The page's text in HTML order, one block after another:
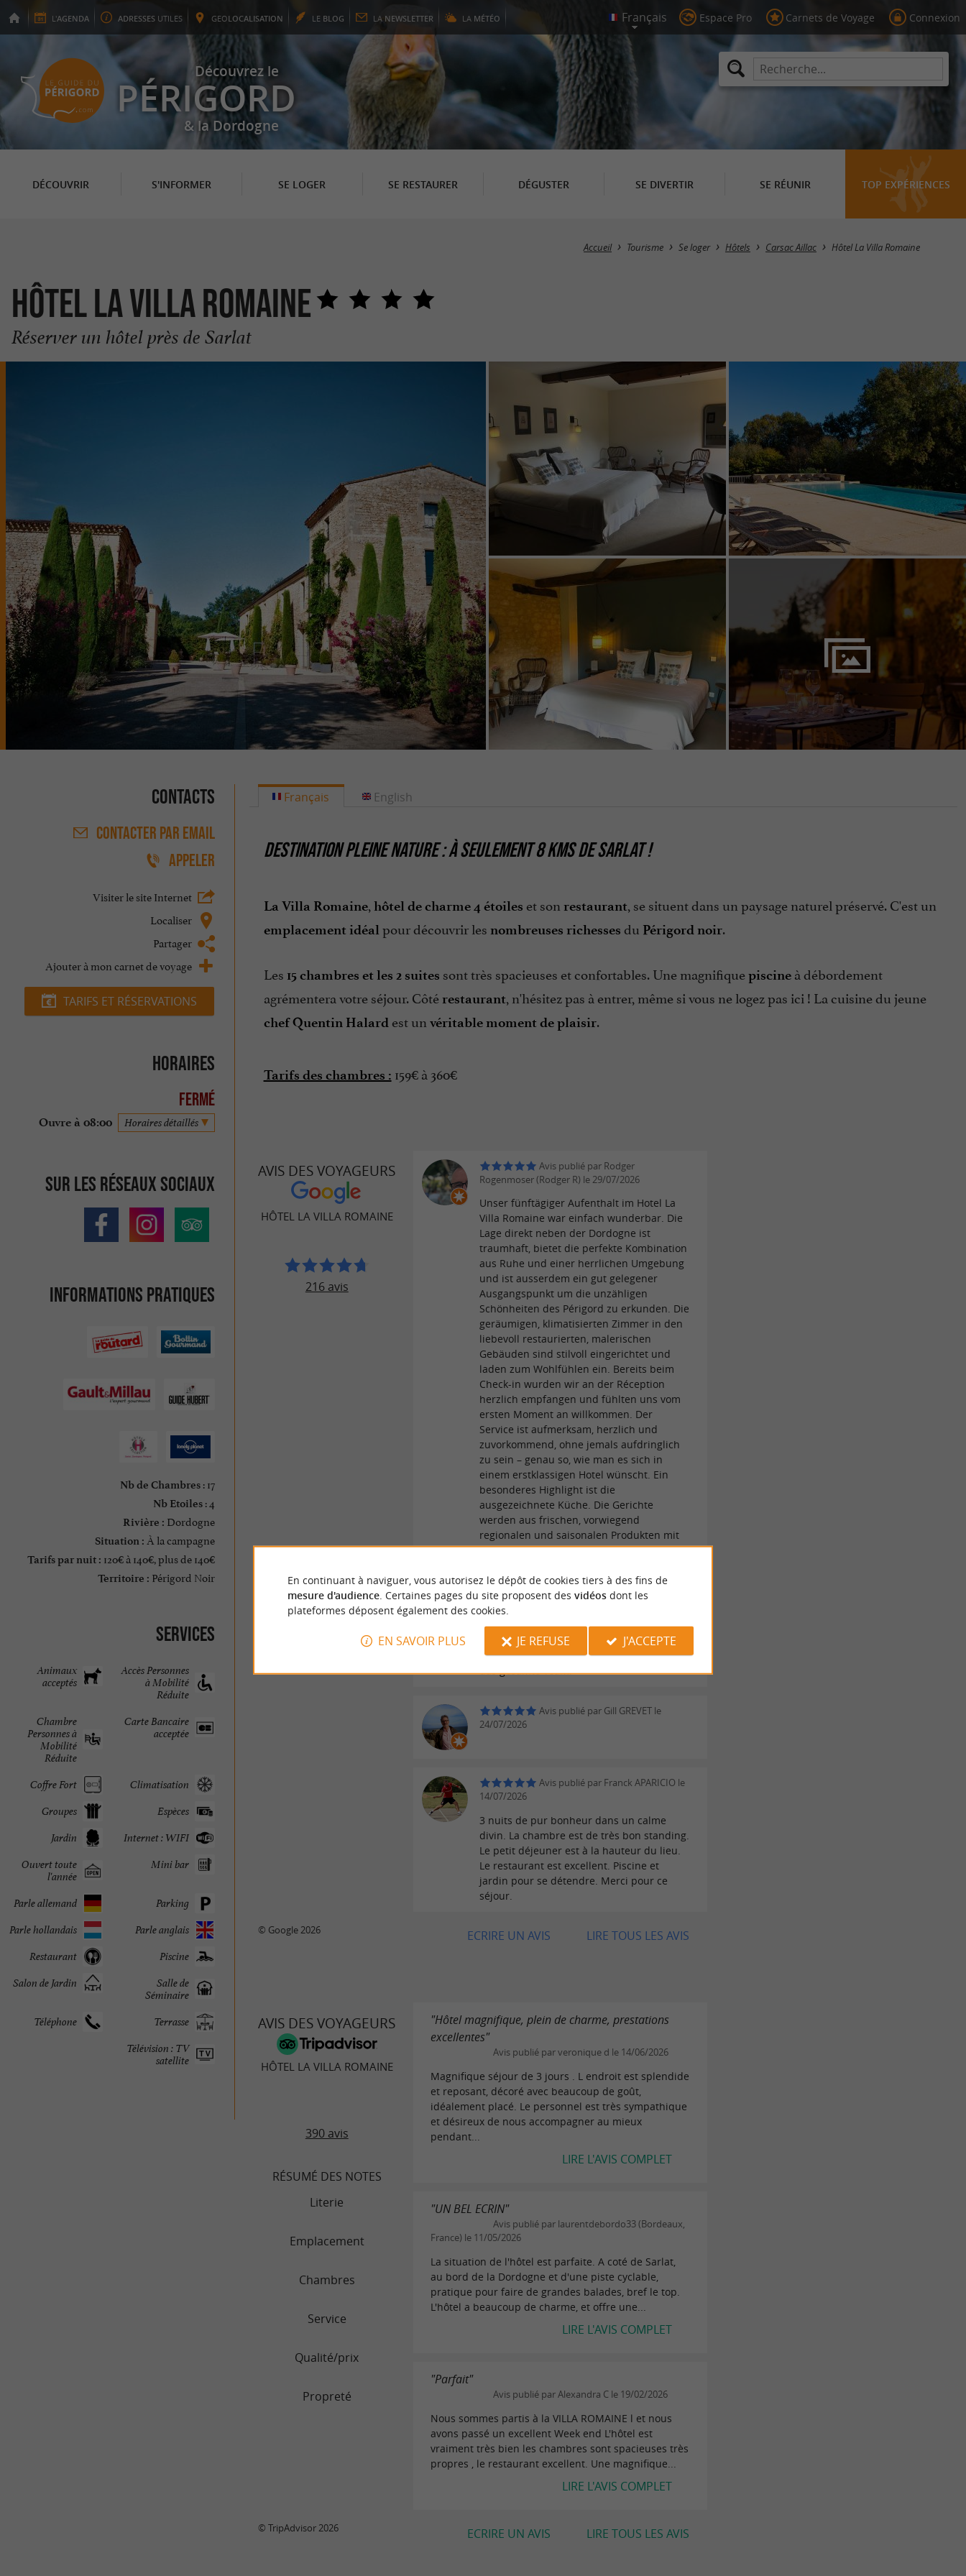
L'AGENDA ADRESSES UTILES GEOLOCALISATION LE BLOG LA NEWSLETTER LA MÉTÉO Espace Pro Carnets de Voyage Connexion
Découvrez le
PÉRIGORD
& la Dordogne
DÉCOUVRIR S'INFORMER SE LOGER SE RESTAURER DÉGUSTER SE DIVERTIR SE RÉUNIR TOP EXPÉRIENCES
Accueil Tourisme Se loger Hôtels Carsac Aillac Hôtel La Villa Romaine
Hôtel La Villa Romaine
Réserver un hôtel près de Sarlat
Contacts
CONTACTER PAR EMAIL
APPELER
Visiter le site Internet
Localiser
Partager
Ajouter à mon carnet de voyage
TARIFS ET RÉSERVATIONS
Horaires
Fermé
Ouvre à 08:00 Horaires détaillés
Sur les réseaux sociaux
Informations pratiques
Nb de Chambres: 17
Nb Etoiles: 4
Rivière : Dordogne
Situation : À la campagne
Tarifs par nuit : 120€ à 140€, plus de 140€
Territoire : Périgord Noir
Services
Accès Personnes
à Mobilité
Réduite
Animaux
acceptés
Carte Bancaire
acceptée
Chambre
Personnes à
Mobilité
Réduite
Climatisation
Coffre Fort
Espèces
Groupes
Internet : WIFI
Jardin
Mini bar
Ouvert toute
l'année
Parking
Parle allemand
Parle anglais
Parle hollandais
Piscine
Restaurant
Salle de
Séminaire
Salon de Jardin
Terrasse
Téléphone
Télévision : TV
satellite
Français
DESTINATION PLEINE NATURE : À SEULEMENT 8 KMS DE SARLAT !
La Villa Romaine, hôtel de charme 4 étoiles et son restaurant, se situent dans un paysage naturel préservé. C'est un
emplacement idéal pour découvrir les nombreuses richesses du Périgord noir.
Les 15 chambres et les 2 suites sont très spacieuses et confortables. Une magnifiquepiscineà débordement
agrémentera votre séjour. Côté restaurant, n'hésitez pas à entrer, même si vous ne logez pas ici ! La cuisine du jeune
chef Quentin Halard est un véritable moment de plaisir.
Tarifs des chambres : 159€ à 360€
English
AVIS DES VOYAGEURS
HÔTEL LA VILLA ROMAINE
216 avis
Avis publié par Rodger
Rogenmoser (Rodger R) le 29/07/2026
Unser fünftägiger Aufenthalt im Hotel La
Villa Romaine war einfach wunderbar. Die
Lage direkt neben der Dordogne ist
traumhaft, bietet die perfekte Kombination
aus Ruhe und einer herrlichen Umgebung
und ist ausserdem ein gut gelegener
Ausgangspunkt um die unzähligen
Schönheiten des Périgord zu erkunden. Die
geräumigen, klimatisierten Zimmer in den
liebevoll restaurierten, malerischen
Gebäuden sind stilvoll eingerichtet und
laden zum Wohlfühlen ein. Bereits beim
Check-in wurden wir an der Réception
herzlich empfangen und fühlten uns vom
ersten Moment an willkommen. Der
Service ist aufmerksam, herzlich und
zuvorkommend, ohne jemals aufdringlich
zu sein – genau so, wie man es sich in
einem erstklassigen Hotel wünscht. Ein
besonderes Highlight ist die
ausgezeichnete Küche. Die Gerichte
werden aus frischen, vorwiegend
regionalen und saisonalen Produkten mit
viel Raffinesse und Kreativität zubereitet
abgestimmt. Dazu erhielten wir vom
Sommelier exzellente Weinempfehlungen,
die jedes Menü perfekt ergänzt haben. Ein
Hotel, das Gastfreundschaft, Genuss und
Entspannung auf höchstem Niveau vereint.
Wir kommen sehr gerne wieder – bravo an
das gesamte Team!
Avis publié par Gill GREVET le
24/07/2026
Avis publié par Franck APARICIO le
14/07/2026
3 nuits de pur bonheur dans un calme
divin. La chambre est de très bon standing.
Le petit déjeuner est à la hauteur du lieu.
Le restaurant est excellent. Piscine et
jardin pour se détendre. Merci pour ce
séjour.
LIRE TOUS LES AVIS
ECRIRE UN AVIS
© Google 2026
AVIS DES VOYAGEURS
HÔTEL LA VILLA ROMAINE
390 avis
RÉSUMÉ DES NOTES
Literie
Emplacement
Chambres
Service
Qualité/prix
Propreté
"Hôtel magnifique, plein de charme, prestations
excellentes"
Avis publié par veronique d le 14/06/2026
Magnifique séjour de 3 jours . L endroit est splendide
et reposant, décoré avec beaucoup de goût,
idéalement placé. Le personnel est très sympathique
et désireux de nous accompagner au mieux
pendant...
LIRE L'AVIS COMPLET
"UN BEL ECRIN"
Avis publié par laurentdebordo33 (Bordeaux,
France) le 11/05/2026
La situation de l'hôtel est parfaite. A coté de Sarlat,
au bord de la Dordogne et d'une piste cyclable,
pratique pour faire de grandes balades, bref le top.
L'hôtel a beaucoup de charme, et offre une...
LIRE L'AVIS COMPLET
"Parfait"
Avis publié par Alexandra C le 19/02/2026
Nous sommes partis à la VILLA ROMAINE l et nous
avons passé un excellent Week end L'hôtel est
vraiment très bien les chambres sont spacieuses très
propres , le restaurant excellent. Une magnifique...
LIRE L'AVIS COMPLET
LIRE TOUS LES AVIS
ECRIRE UN AVIS
© TripAdvisor 2026
En continuant à naviguer, vous autorisez le dépôt de cookies tiers à des fins de
mesure d'audience. Certaines pages du site proposent des vidéosdont les
plateformes déposent également des cookies.
EN SAVOIR PLUS JE REFUSE J'ACCEPTE